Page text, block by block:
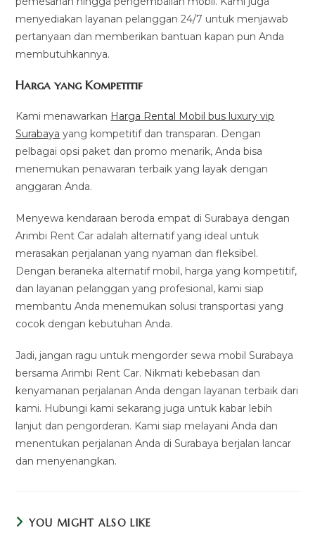
menyediakan layanan pelanggan 24/7 untuk menjawab
pertanyaan dan memberikan bantuan kapan pun Anda
membutuhkannya.
Harga yang Kompetitif
Kami menawarkan Harga Rental Mobil bus luxury vip
Surabaya yang kompetitif dan transparan. Dengan
pelbagai opsi paket dan promo menarik, Anda bisa
menemukan penawaran terbaik yang layak dengan
anggaran Anda.
Menyewa kendaraan beroda empat di Surabaya dengan
Arimbi Rent Car adalah alternatif yang ideal untuk
merasakan perjalanan yang nyaman dan fleksibel.
Dengan beraneka alternatif mobil, harga yang kompetitif,
dan layanan pelanggan yang profesional, kami siap
membantu Anda menemukan solusi transportasi yang
cocok dengan kebutuhan Anda.
Jadi, jangan ragu untuk mengorder sewa mobil Surabaya
bersama Arimbi Rent Car. Nikmati kebebasan dan
kenyamanan perjalanan Anda dengan layanan terbaik dari
kami. Hubungi kami sekarang juga untuk kabar lebih
lanjut dan pengorderan. Kami siap melayani Anda dan
menentukan perjalanan Anda di Surabaya berjalan lancar
dan menyenangkan.
YOU MIGHT ALSO LIKE